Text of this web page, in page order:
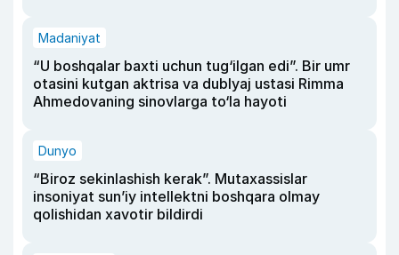
Madaniyat
“U boshqalar baxti uchun tug‘ilgan edi”. Bir umr
otasini kutgan aktrisa va dublyaj ustasi Rimma
Ahmedovaning sinovlarga to‘la hayoti
Dunyo
“Biroz sekinlashish kerak”. Mutaxassislar
insoniyat sun’iy intellektni boshqara olmay
qolishidan xavotir bildirdi